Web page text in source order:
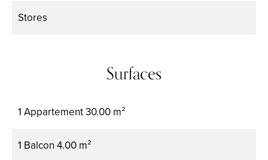
Stores
Surfaces
1 Appartement30.00 m²
1 Balcon 4.00 m²